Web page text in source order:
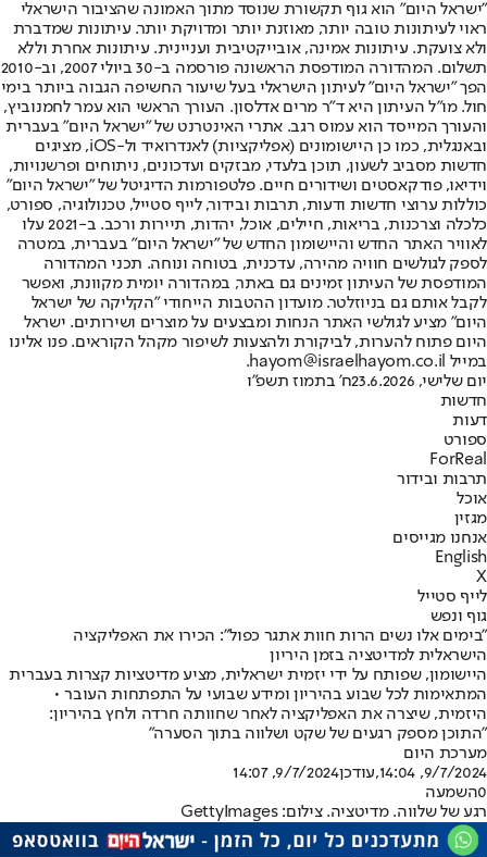
"ישראל היום" הוא גוף תקשורת שנוסד מתוך האמונה שהציבור הישראלי
ראוי לעיתונות טובה יותר, מאוזנת יותר ומדויקת יותר. עיתונות שמדברת
ולא צועקת. עיתונות אמינה, אובייקטיבית ועניינית. עיתונות אחרת וללא
תשלום. המהדורה המודפסת הראשונה פורסמה ב-30 ביולי 2007, וב-2010
הפך "ישראל היום" לעיתון הישראלי בעל שיעור החשיפה הגבוה ביותר בימי
חול. מו"ל העיתון היא ד"ר מרים אדלסון. העורך הראשי הוא עמר לחמנוביץ,
והעורך המייסד הוא עמוס רגב. אתרי האינטרנט של "ישראל היום" בעברית
ובאנגלית, כמו כן היישומונים (אפליקציות) לאנדרואיד ול-iOS, מציגים
חדשות מסביב לשעון, תוכן בלעדי, מבזקים ועדכונים, ניתוחים ופרשנויות,
וידיאו, פודקאסטים ושידורים חיים. פלטפורמות הדיגיטל של "ישראל היום"
כוללות ערוצי חדשות ודעות, תרבות ובידור, לייף סטייל, טכנולוגיה, ספורט,
כלכלה וצרכנות, בריאות, חיילים, אוכל, יהדות, תיירות ורכב. ב-2021 עלו
לאוויר האתר החדש והיישומון החדש של "ישראל היום" בעברית, במטרה
לספק לגולשים חוויה מהירה, עדכנית, בטוחה ונוחה. תכני המהדורה
המודפסת של העיתון זמינים גם באתר, במהדורה יומית מקוונת, ואפשר
לקבל אותם גם בניוזלטר. מועדון ההטבות הייחודי "הקליקה של ישראל
היום" מציע לגולשי האתר הנחות ומבצעים על מוצרים ושירותים. ישראל
היום פתוח להערות, לביקורת ולהצעות לשיפור מקהל הקוראים. פנו אלינו
במייל hayom@israelhayom.co.il.
יום שלישי, 23.6.2026
ח' בתמוז תשפ"ו
חדשות
דעות
ספורט
ForReal
תרבות ובידור
אוכל
מגזין
אנחנו מגייסים
English
X
לייף סטייל
גוף ונפש
"בימים אלו נשים הרות חוות אתגר כפול": הכירו את האפליקציה
הישראלית למדיטציה בזמן היריון
היישומון, שפותח על ידי יזמית ישראלית, מציע מדיטציות קצרות בעברית
המתאימות לכל שבוע בהיריון ומידע שבועי על התפתחות העובר •
היזמית, שיצרה את האפליקציה לאחר שחוותה חרדה ולחץ בהיריון:
"התוכן מספק רגעים של שקט ושלווה בתוך הסערה"
מערכת היום
9/7/2024, 14:04
,עודכן9/7/2024, 14:07
0השמעה
רגע של שלווה. מדיטציה. צילום: GettyImages